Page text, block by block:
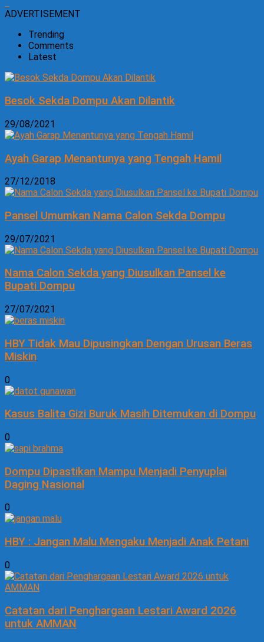
ADVERTISEMENT
Trending
Comments
Latest
Besok Sekda Dompu Akan Dilantik
29/08/2021
Ayah Garap Menantunya yang Tengah Hamil
27/12/2018
Pansel Umumkan Nama Calon Sekda Dompu
29/07/2021
Nama Calon Sekda yang Diusulkan Pansel ke
Bupati Dompu
27/07/2021
HBY Tidak Mau Dipusingkan Dengan Urusan Beras
Miskin
0
Kasus Balita Gizi Buruk Masih Ditemukan di Dompu
0
Dompu Dipastikan Mampu Menjadi Penyuplai
Daging Nasional
0
HBY : Jangan Malu Mengaku Menjadi Anak Petani
0
Catatan dari Penghargaan Lestari Award 2026
untuk AMMAN